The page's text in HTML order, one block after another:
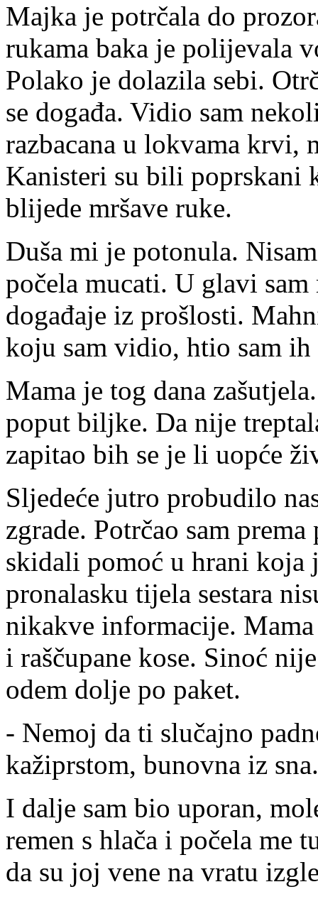
Majka je potrčala do
rukama baka je polijevala
Polako je dolazila sebi.
se događa. Vidio sam
razbacana u lokvama krvi,
Kanisteri su bili
blijede mršave ruke.
Duša mi je potonula.
počela mucati. U glavi
događaje iz prošlosti.
koju sam vidio, htio sam ih
Mama je tog dana
poput biljke. Da nije
zapitao bih se je li uopće
Sljedeće jutro probudilo
zgrade. Potrčao sam
skidali pomoć u hrani koja
pronalasku tijela sestara
nikakve informacije.
i raščupane kose. Sinoć
odem dolje po paket.
- Nemoj da ti slučajno
kažiprstom, bunovna iz sna.
I dalje sam bio uporan,
remen s hlača i počela me
da su joj vene na vratu